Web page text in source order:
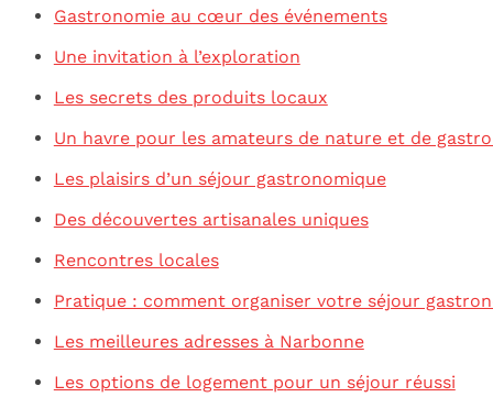
Gastronomie au cœur des événements
Une invitation à l’exploration
Les secrets des produits locaux
Un havre pour les amateurs de nature et de
Les plaisirs d’un séjour gastronomique
Des découvertes artisanales uniques
Rencontres locales
Pratique : comment organiser votre séjour
Les meilleures adresses à Narbonne
Les options de logement pour un séjour réussi